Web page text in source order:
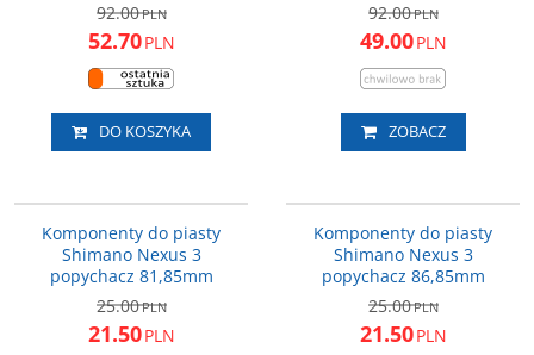
92.00PLN
52.70PLN
DO KOSZYKA
92.00PLN
49.00PLN
ZOBACZ
Komponenty do piasty
Shimano Nexus 3
popychacz 81,85mm
25.00PLN
21.50PLN
Komponenty do piasty
Shimano Nexus 3
popychacz 86,85mm
25.00PLN
21.50PLN